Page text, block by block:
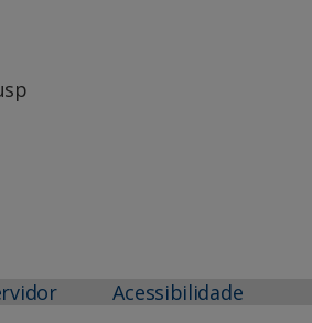
Acessibilidade